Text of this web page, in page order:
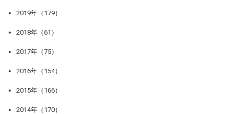
2019年（179）
2018年（61）
2017年（75）
2016年（154）
2015年（166）
2014年（170）